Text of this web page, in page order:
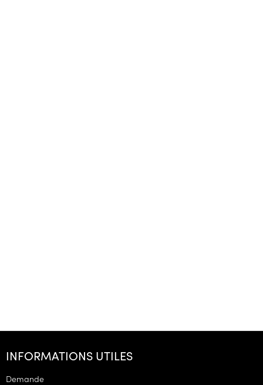
P
INFORMATIONS UTILES
Demande